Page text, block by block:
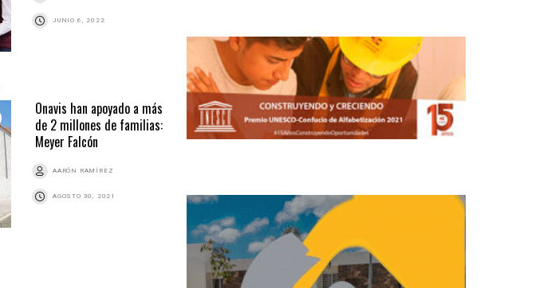
JUNIO 6, 2022
Onavis han apoyado a más
de 2 millones de familias:
Meyer Falcón
AARÓN RAMÍREZ
AGOSTO 30, 2021